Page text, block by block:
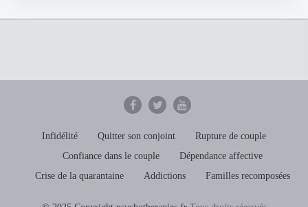
Infidélité Quitter son conjoint
Rupture de couple
Confiance dans le couple
Dépendance affective
Crise de la quarantaine
Addictions Familles recomposées